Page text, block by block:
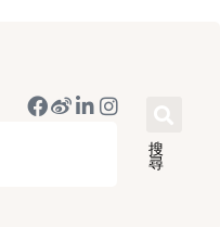
搜
尋